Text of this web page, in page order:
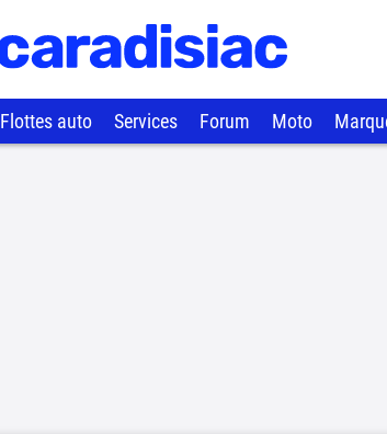
Flottes auto Services Forum Moto